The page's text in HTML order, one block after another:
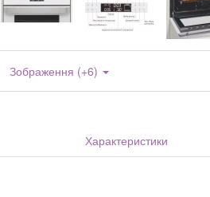
Зображення (+6)
Характеристики